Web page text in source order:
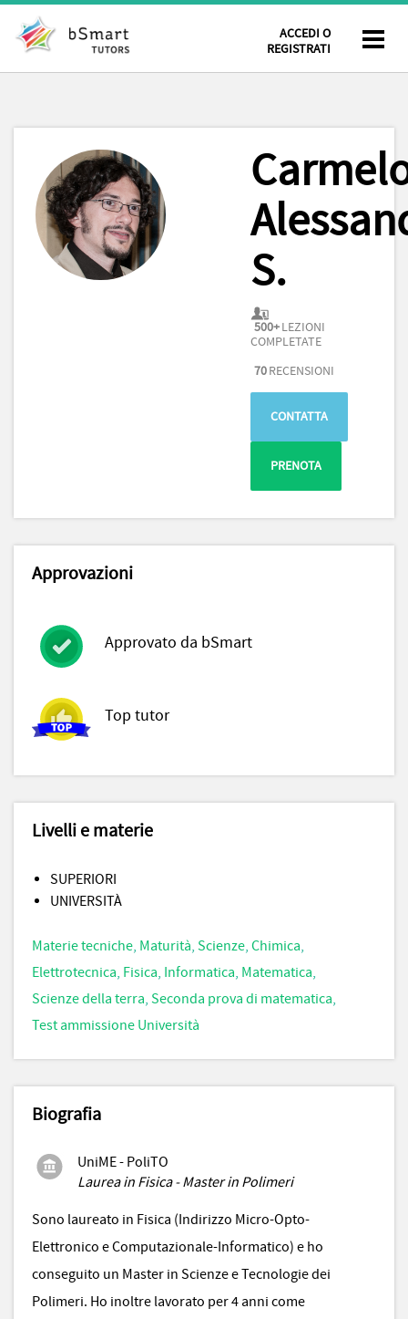
ACCEDI O
REGISTRATI
S.
500+LEZIONI
COMPLETATE
70RECENSIONI
CONTATTA
PRENOTA
Approvazioni
Approvato da bSmart
Top tutor
Livelli e materie
SUPERIORI
UNIVERSITÀ
Materie tecniche, Maturità, Scienze, Chimica,
Elettrotecnica, Fisica, Informatica, Matematica,
Scienze della terra, Seconda prova di matematica,
Test ammissione Università
Biografia
UniME - PoliTO
Laurea in Fisica - Master in Polimeri
Sono laureato in Fisica (Indirizzo Micro-Opto-
Elettronico e Computazionale-Informatico) e ho
conseguito un Master in Scienze e Tecnologie dei
Polimeri. Ho inoltre lavorato per 4 anni come